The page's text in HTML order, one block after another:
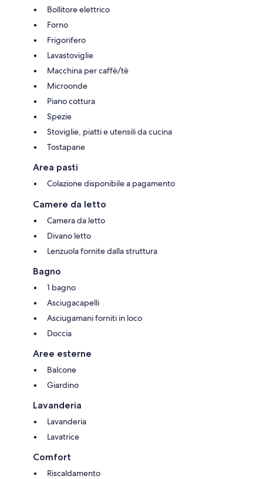
- Seggiolone Pagamento 5,00 € per persona a notte
Bollitore elettrico
Forno
Frigorifero
Lavastoviglie
Macchina per caffè/tè
Microonde
Piano cottura
Spezie
Stoviglie, piatti e utensili da cucina
Tostapane
Area pasti
Colazione disponibile a pagamento
Camere da letto
Camera da letto
Divano letto
Lenzuola fornite dalla struttura
Bagno
1 bagno
Asciugacapelli
Asciugamani forniti in loco
Doccia
Aree esterne
Balcone
Giardino
Lavanderia
Lavanderia
Lavatrice
Comfort
Riscaldamento